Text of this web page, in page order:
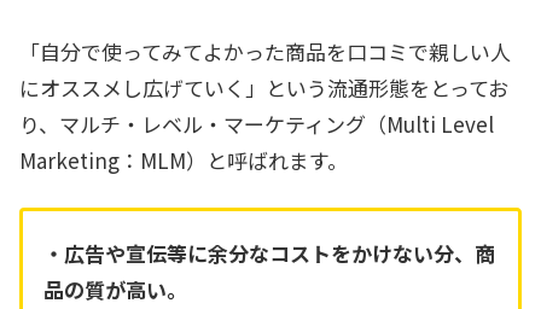
「自分で使ってみてよかった商品を口コミで親しい人
にオススメし広げていく」という流通形態をとってお
り、マルチ・レベル・マーケティング（Multi Level
Marketing：MLM）と呼ばれます。
・広告や宣伝等に余分なコストをかけない分、商
品の質が高い。